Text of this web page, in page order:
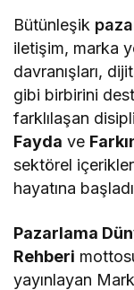
Bütünleşik
iletişim, marka
davranışları,
gibi birbirini
farklılaşan
Fayda ve
sektörel
hayatına
Pazarlama
Rehberi
yayınlayan